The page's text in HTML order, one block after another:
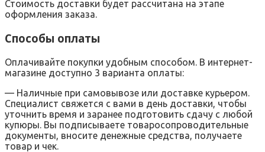
Стоимость доставки будет рассчитана на этапе
оформления заказа.
Способы оплаты
Оплачивайте покупки удобным способом. В интернет-
магазине доступно 3 варианта оплаты:
— Наличные при самовывозе или доставке курьером.
Специалист свяжется с вами в день доставки, чтобы
уточнить время и заранее подготовить сдачу с любой
купюры. Вы подписываете товаросопроводительные
документы, вносите денежные средства, получаете
товар и чек.